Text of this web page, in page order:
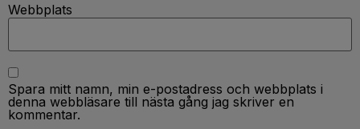
Webbplats
Spara mitt namn, min e-postadress och webbplats i
denna webbläsare till nästa gång jag skriver en
kommentar.